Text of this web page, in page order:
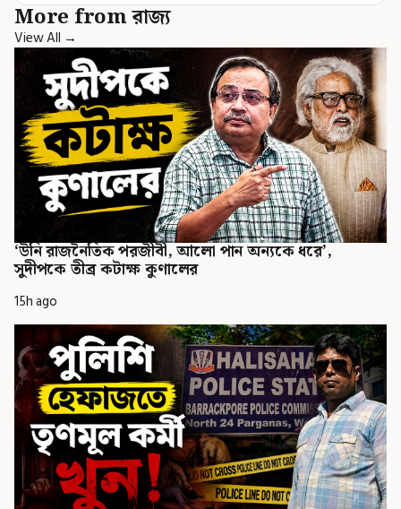
More from রাজ্য
View All →
‘উনি রাজনৈতিক পরজীবী, আলো পান অন্যকে ধরে’,
সুদীপকে তীব্র কটাক্ষ কুণালের
15h ago